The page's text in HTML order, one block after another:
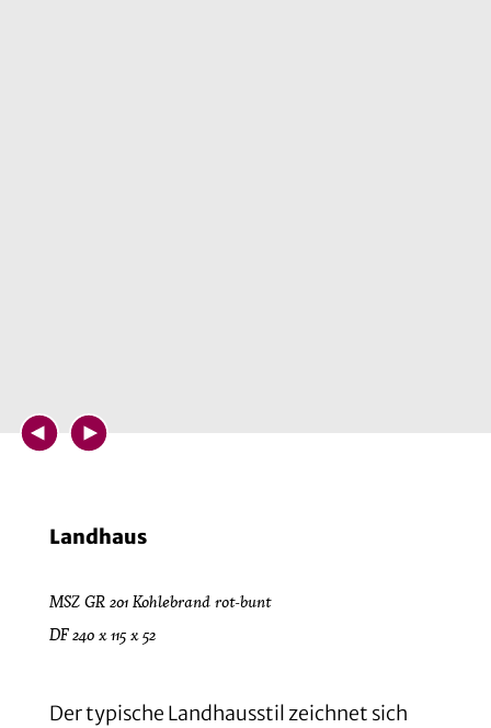
Landhaus
MSZ GR 201 Kohlebrand rot-bunt
DF 240 x 115 x 52
Der typische Landhausstil zeichnet sich